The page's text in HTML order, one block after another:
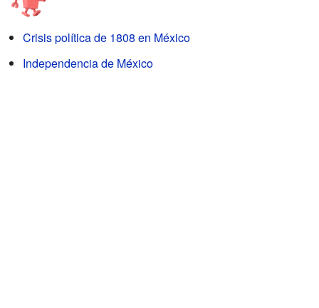
Crisis política de 1808 en México
Independencia de México